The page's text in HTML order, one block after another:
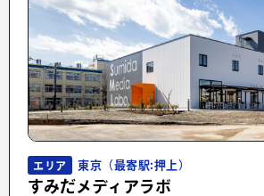
エリア 東京（最寄駅:押上）
すみだメディアラボ